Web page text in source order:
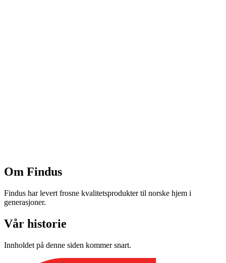
Om Findus
Findus har levert frosne kvalitetsprodukter til norske hjem i
generasjoner.
Vår historie
Innholdet på denne siden kommer snart.